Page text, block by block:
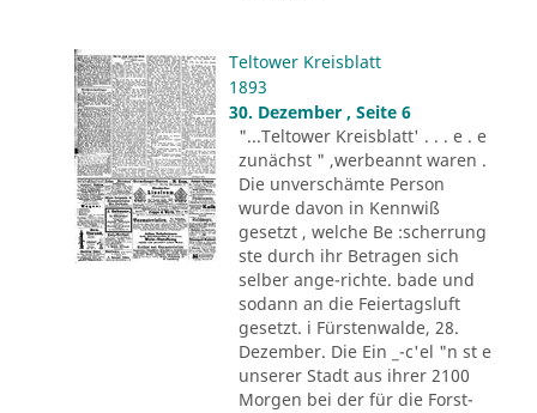
Teltower Kreisblatt
1893
30. Dezember , Seite 6
"...Teltower Kreisblatt' . . . e . e
zunächst " ,werbeannt waren .
Die unverschämte Person
wurde davon in Kennwiß
gesetzt , welche Be :scherrung
ste durch ihr Betragen sich
selber ange-richte. bade und
sodann an die Feiertagsluft
gesetzt. i Fürstenwalde, 28.
Dezember. Die Ein _-c'el "n st e
unserer Stadt aus ihrer 2100
Morgen bei der für die Forst-